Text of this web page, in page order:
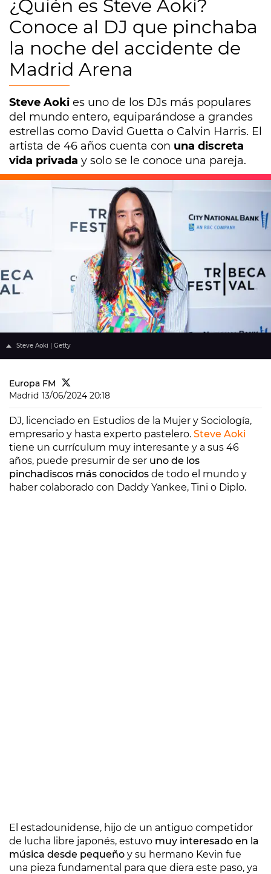
¿Quién es Steve Aoki?
Conoce al DJ que pinchaba
la noche del accidente de
Madrid Arena
Steve Aoki es uno de los DJs más populares
del mundo entero, equiparándose a grandes
estrellas como David Guetta o Calvin Harris. El
artista de 46 años cuenta con una discreta
vida privada y solo se le conoce una pareja.
Steve Aoki | Getty
Europa FM
Madrid 13/06/2024 20:18
DJ, licenciado en Estudios de la Mujer y Sociología,
empresario y hasta experto pastelero. Steve Aoki
tiene un currículum muy interesante y a sus 46
años, puede presumir de ser uno de los
pinchadiscos más conocidos de todo el mundo y
haber colaborado con Daddy Yankee, Tini o Diplo.
El estadounidense, hijo de un antiguo competidor
de lucha libre japonés, estuvo muy interesado en la
música desde pequeño y su hermano Kevin fue
una pieza fundamental para que diera este paso, ya